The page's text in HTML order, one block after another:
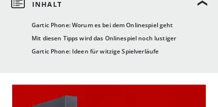
Gartic Phone: Worum es bei dem Onlinespiel geht
Mit diesen Tipps wird das Onlinespiel noch lustiger
Gartic Phone: Ideen für witzige Spielverläufe